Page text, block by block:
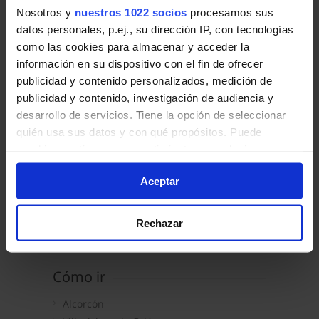
Nosotros y nuestros 1022 socios procesamos sus
datos personales, p.ej., su dirección IP, con tecnologías
como las cookies para almacenar y acceder la
información en su dispositivo con el fin de ofrecer
publicidad y contenido personalizados, medición de
publicidad y contenido, investigación de audiencia y
desarrollo de servicios. Tiene la opción de seleccionar
quién usa sus datos y con qué propósitos. Puede
momento desde la Declaración de cookies o clicando en
el Menú de consentimiento.
Si lo permite, también quisiéramos:
para buscar características específicas (huellas
digitales)
Obtenga más información sobre cómo se procesan sus
Aceptar
Rechazar
581 Madrid (Príncipe Pío) - Brunete - Quijorna
Madrid - Alcorcón - Villaviciosa de Odón -
Quijorna
Zona C1
Transporte público
Cómo ir
Alcorcón